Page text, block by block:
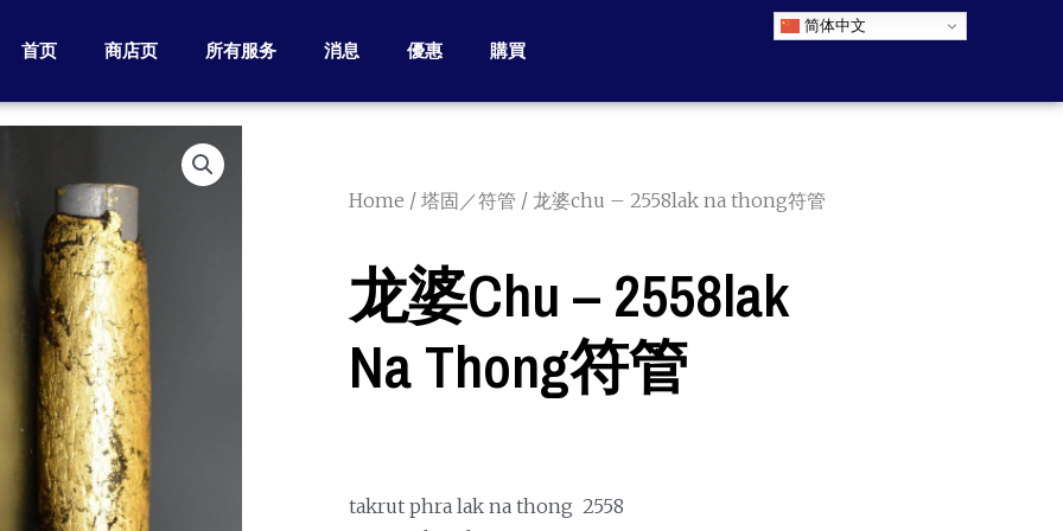
首页 商店页 所有服务 消息 優惠 購買
简体中文
Home / 塔固／符管 / 龙婆chu – 2558lak na thong符管
龙婆chu – 2558lak
Na Thong符管
takrut phra lak na thong 2558